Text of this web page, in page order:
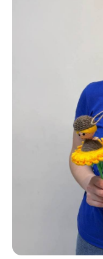
Центр
Анны